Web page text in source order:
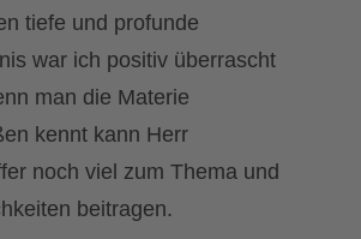
tiefe und profunde
war ich positiv überrascht
man die Materie
kennt kann Herr
noch viel zum Thema und
beitragen.